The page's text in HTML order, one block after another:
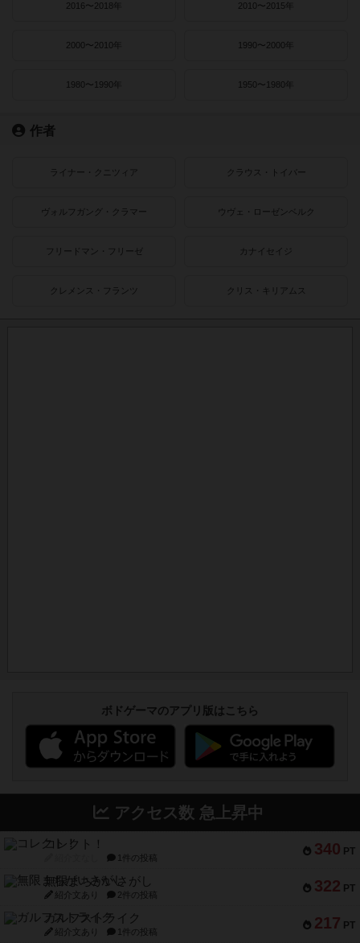
2016〜2018年 2010〜2015年
2000〜2010年 1990〜2000年
1980〜1990年 1950〜1980年
作者
ライナー・クニツィア クラウス・トイバー
ヴォルフガング・クラマー ウヴェ・ローゼンベルク
フリードマン・フリーゼ カナイセイジ
クレメンス・フランツ クリス・キリアムス
ボドゲーマのアプリ版はこちら
アクセス数 急上昇中
340 PT
コレクト！
1件の投稿
322 PT
無限まちがいさがし
紹介文あり 2件の投稿
217 PT
ガルフストライク
紹介文あり 1件の投稿